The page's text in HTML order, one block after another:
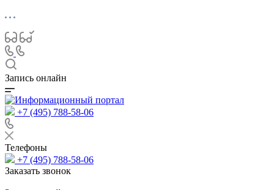
Запись онлайн
+7 (495) 788-58-06
Телефоны
+7 (495) 788-58-06
Заказать звонок